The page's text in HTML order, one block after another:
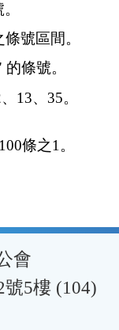
號區間。
的條號。
13、35。
條之1。
會
5樓 (104)